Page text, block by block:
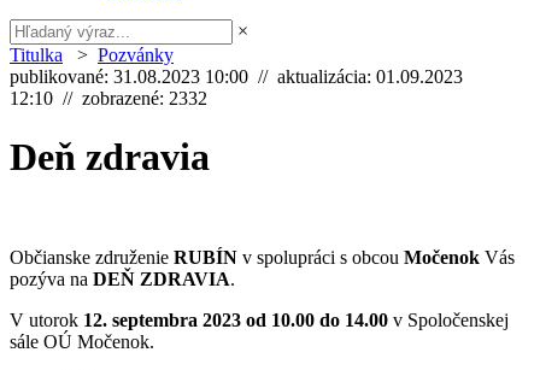
×
Titulka > Pozvánky
publikované: 31.08.2023 10:00 // aktualizácia: 01.09.2023
12:10 // zobrazené: 2332
Deň zdravia
Občianske združenie RUBÍN v spolupráci s obcou Močenok Vás
pozýva na DEŇ ZDRAVIA.
V utorok 12. septembra 2023 od 10.00 do 14.00 v Spoločenskej
sále OÚ Močenok.